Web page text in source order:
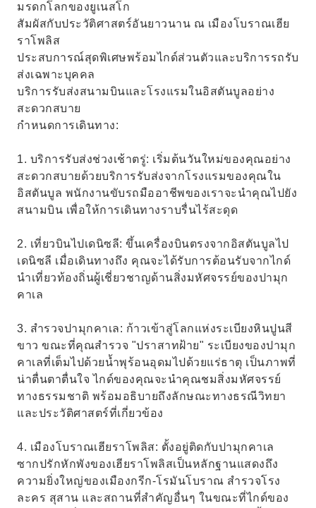
มรดกโลกของยูเนสโก
สัมผัสกับประวัติศาสตร์อันยาวนาน ณ เมืองโบราณเฮีย
ราโพลิส
ประสบการณ์สุดพิเศษพร้อมไกด์ส่วนตัวและบริการรถรับ
ส่งเฉพาะบุคคล
บริการรับส่งสนามบินและโรงแรมในอิสตันบูลอย่าง
สะดวกสบาย
กำหนดการเดินทาง:
1. บริการรับส่งช่วงเช้าตรู่: เริ่มต้นวันใหม่ของคุณอย่าง
สะดวกสบายด้วยบริการรับส่งจากโรงแรมของคุณใน
อิสตันบูล พนักงานขับรถมืออาชีพของเราจะนำคุณไปยัง
สนามบิน เพื่อให้การเดินทางราบรื่นไร้สะดุด
2. เที่ยวบินไปเดนิซลี: ขึ้นเครื่องบินตรงจากอิสตันบูลไป
เดนิซลี เมื่อเดินทางถึง คุณจะได้รับการต้อนรับจากไกด์
นำเที่ยวท้องถิ่นผู้เชี่ยวชาญด้านสิ่งมหัศจรรย์ของปามุก
คาเล
3. สำรวจปามุกคาเล: ก้าวเข้าสู่โลกแห่งระเบียงหินปูนสี
ขาว ขณะที่คุณสำรวจ "ปราสาทฝ้าย" ระเบียงของปามุก
คาเลที่เต็มไปด้วยน้ำพุร้อนอุดมไปด้วยแร่ธาตุ เป็นภาพที่
น่าตื่นตาตื่นใจ ไกด์ของคุณจะนำคุณชมสิ่งมหัศจรรย์
ทางธรรมชาติ พร้อมอธิบายถึงลักษณะทางธรณีวิทยา
และประวัติศาสตร์ที่เกี่ยวข้อง
4. เมืองโบราณเฮียราโพลิส: ตั้งอยู่ติดกับปามุกคาเล
ซากปรักหักพังของเฮียราโพลิสเป็นหลักฐานแสดงถึง
ความยิ่งใหญ่ของเมืองกรีก-โรมันโบราณ สำรวจโรง
ละคร สุสาน และสถานที่สำคัญอื่นๆ ในขณะที่ไกด์ของ